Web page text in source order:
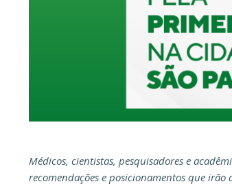
Médicos, cientistas, pesquisadores e
recomendações e posicionamentos que